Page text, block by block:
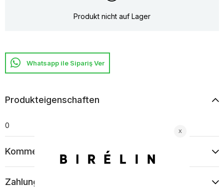
Produkt nicht auf Lager
Whatsapp ile Sipariş Ver
Produkteigenschaften
0
Kommentare
Zahlungsart